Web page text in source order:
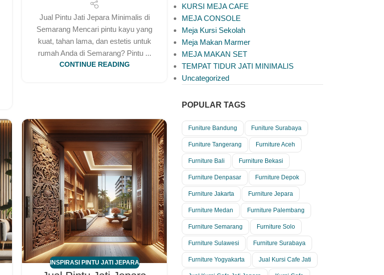
Jual Pintu Jati Jepara Minimalis di
Semarang Mencari pintu kayu yang
kuat, tahan lama, dan estetis untuk
rumah Anda di Semarang? Pintu ...
CONTINUE READING
INSPIRASI PINTU JATI JEPARA
KURSI MEJA CAFE
MEJA CONSOLE
Meja Kursi Sekolah
Meja Makan Marmer
MEJA MAKAN SET
TEMPAT TIDUR JATI MINIMALIS
Uncategorized
POPULAR TAGS
Funiture Bandung Funiture Surabaya
Funiture Tangerang Furniture Aceh
Furniture Bali Furniture Bekasi
Furniture Denpasar Furniture Depok
Furniture Jakarta Furniture Jepara
Furniture Medan Furniture Palembang
Furniture Semarang Furniture Solo
Furniture Sulawesi Furniture Surabaya
Furniture Yogyakarta Jual Kursi Cafe Jati